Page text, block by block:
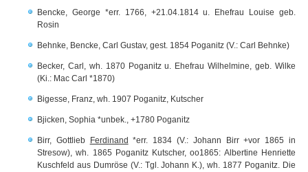
Bencke, George *err. 1766, +21.04.1814 u. Ehefrau Louise geb.
Rosin
Behnke, Bencke, Carl Gustav, gest. 1854 Poganitz (V.: Carl Behnke)
Becker, Carl, wh. 1870 Poganitz u. Ehefrau Wilhelmine, geb. Wilke
(Ki.: Mac Carl *1870)
Bigesse, Franz, wh. 1907 Poganitz, Kutscher
Bjicken, Sophia *unbek., +1780 Poganitz
Birr, Gottlieb Ferdinand *err. 1834 (V.: Johann Birr +vor 1865 in
Stresow), wh. 1865 Poganitz Kutscher, oo1865: Albertine Henriette
Kuschfeld aus Dumröse (V.: Tgl. Johann K.), wh. 1877 Poganitz. Die